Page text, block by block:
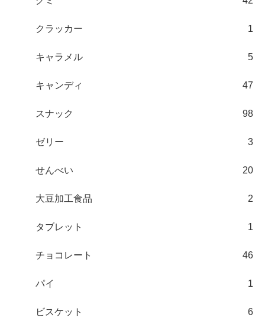
クラッカー 1
キャラメル 5
キャンディ 47
スナック 98
ゼリー 3
せんべい 20
大豆加工食品 2
タブレット 1
チョコレート 46
パイ 1
ビスケット 6